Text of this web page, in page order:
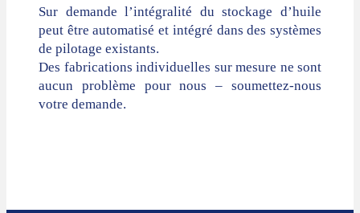
Sur demande l’intégralité du stockage d’huile
peut être automatisé et intégré dans des systèmes
de pilotage existants.
Des fabrications individuelles sur mesure ne sont
aucun problème pour nous – soumettez-nous
votre demande.